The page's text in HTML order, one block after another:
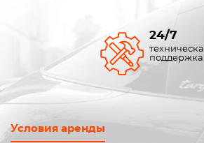
24/7
поддержка
Условия аренды